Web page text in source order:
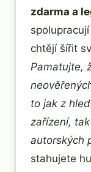
zdarma a
chtějí šířit
Pamatujte,
to jak z
zařízení,
autorských
stahujete